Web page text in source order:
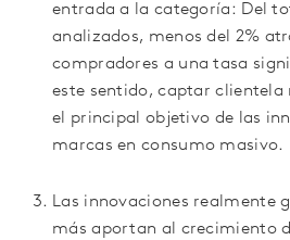
entrada a la categoría: Del
analizados, menos del 2%
compradores a una tasa
este sentido, captar clientela
el principal objetivo de las
marcas en consumo masivo.
Las innovaciones realmente
más aportan al crecimiento